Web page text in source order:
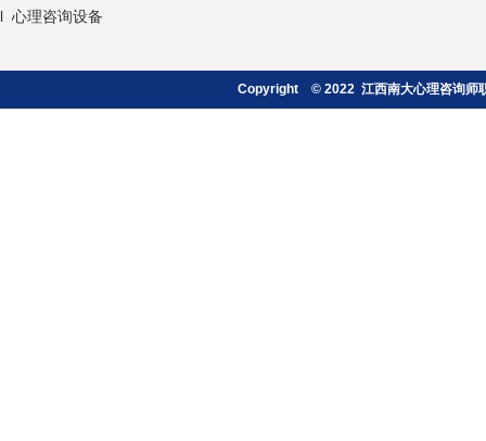
l 心理咨询设备
Copyright © 2022 江西南大心理咨询师